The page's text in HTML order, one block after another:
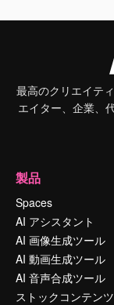
最高のクリエイテ
エイター、企業、
製品
Spaces
AI アシスタント
AI 画像生成ツール
AI 動画生成ツール
AI 音声合成ツール
ストックコンテンツ